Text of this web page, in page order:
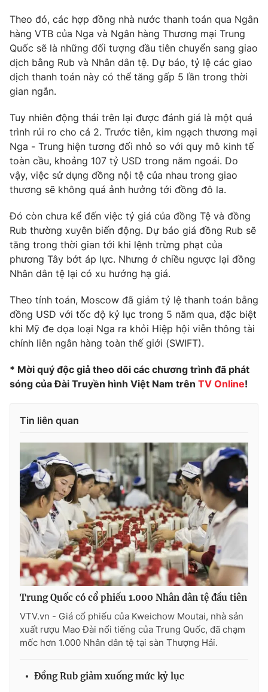
Học trực tuyến
Hitech Công nghệ tương lai
Sản phẩm
Thị trường
Tư vấn
Giao lưu trực tuyến
Lịch phát sóng
Chuyên mục khác
Emagazine Podcast
Photo Infographic
Video Shorts video
VTV Money VTV Thể thao
VTV Sức khoẻ Bất động sản
Thị trường 24h Tấm lòng Việt
VTV4 Vươn mình bằng AI
VTV9 VTV8
Liên hệ tòa soạn
THỜI BÁO VTV
Theo dõi báo trên
Cơ quan chủ quản:Đài Truyền hình Việt Nam
Cơ quan báo chí:
Thời báo VTV
cấp ngày 29/12/2023
Tổng Biên tập:Vũ Thanh Thủy
Tổng đài VTV:024.38 355 931 - 024.38 355 932
Theo đó, các hợp đồng nhà nước thanh toán qua Ngân
hàng VTB của Nga và Ngân hàng Thương mại Trung
Quốc sẽ là những đối tượng đầu tiên chuyển sang giao
dịch bằng Rub và Nhân dân tệ. Dự báo, tỷ lệ các giao
dịch thanh toán này có thể tăng gấp 5 lần trong thời
gian ngắn.
Tuy nhiên động thái trên lại được đánh giá là một quá
trình rủi ro cho cả 2. Trước tiên, kim ngạch thương mại
Nga - Trung hiện tương đối nhỏ so với quy mô kinh tế
toàn cầu, khoảng 107 tỷ USD trong năm ngoái. Do
vậy, việc sử dụng đồng nội tệ của nhau trong giao
thương sẽ không quá ảnh hưởng tới đồng đô la.
Đó còn chưa kể đến việc tỷ giá của đồng Tệ và đồng
Rub thường xuyên biến động. Dự báo giá đồng Rub sẽ
tăng trong thời gian tới khi lệnh trừng phạt của
phương Tây bớt áp lực. Nhưng ở chiều ngược lại đồng
Nhân dân tệ lại có xu hướng hạ giá.
Theo tính toán, Moscow đã giảm tỷ lệ thanh toán bằng
đồng USD với tốc độ kỷ lục trong 5 năm qua, đặc biệt
khi Mỹ đe dọa loại Nga ra khỏi Hiệp hội viễn thông tài
chính liên ngân hàng toàn thế giới (SWIFT).
* Mời quý độc giả theo dõi các chương trình đã phát
sóng của Đài Truyền hình Việt Nam trên TV Online!
Tin liên quan
Trung Quốc có cổ phiếu 1.000 Nhân dân tệ đầu tiên
VTV.vn - Giá cổ phiếu của Kweichow Moutai, nhà sản
xuất rượu Mao Đài nổi tiếng của Trung Quốc, đã chạm
mốc hơn 1.000 Nhân dân tệ tại sàn Thượng Hải.
Đồng Rub giảm xuống mức kỷ lục